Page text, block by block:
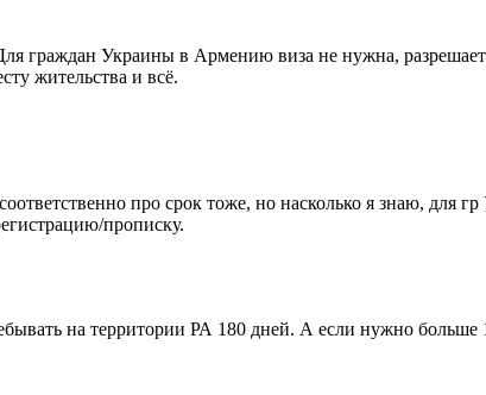
граждан Украины в Армению виза не нужна,
жительства и всё.
про срок тоже, но насколько я знаю, для
прописку.
на территории РА 180 дней. А если нужно